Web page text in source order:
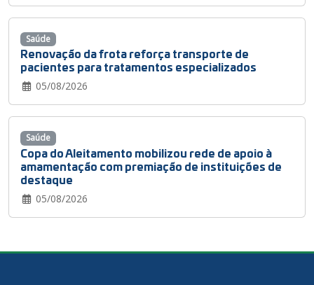
Renovação da frota reforça transporte de
pacientes para tratamentos especializados
05/08/2026
Saúde
Copa do Aleitamento mobilizou rede de apoio à
amamentação com premiação de instituições de
destaque
05/08/2026
Saúde